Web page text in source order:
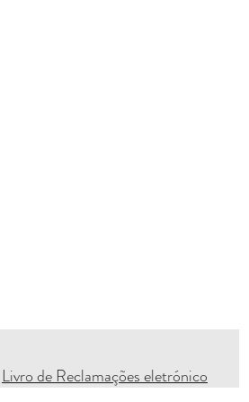
Livro de Reclamações eletrónico